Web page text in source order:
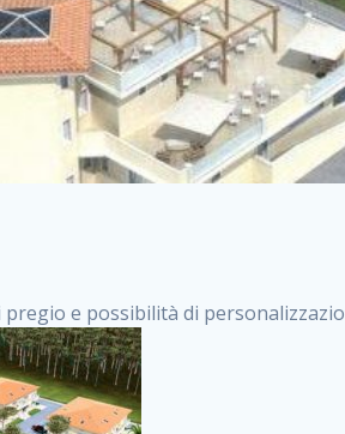
e possibilità di